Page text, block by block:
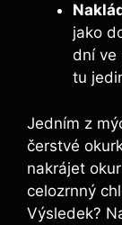
jako
dní ve
tu
Jedním z
čerstvé
nakrájet
celozrnný
Výsledek?